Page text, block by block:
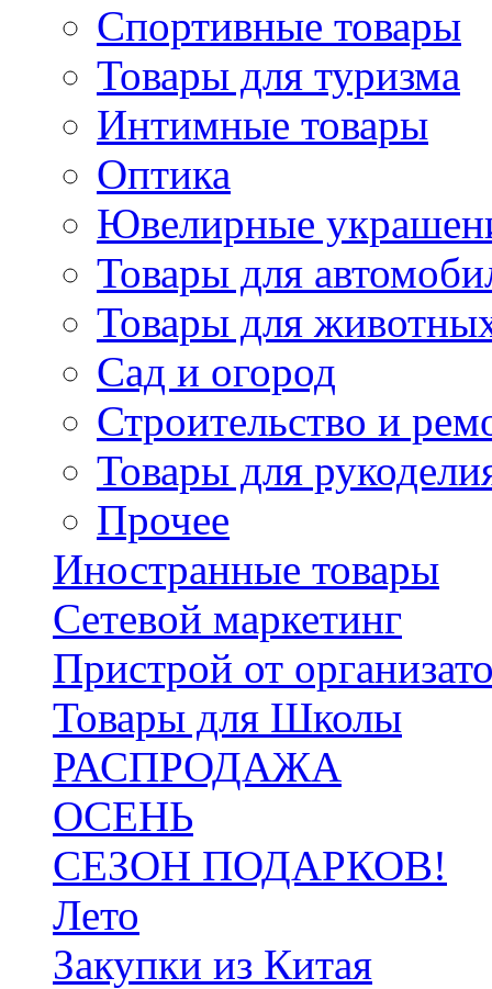
Спортивные товары
Товары для туризма
Интимные товары
Оптика
Ювелирные
Товары для
Товары для
Сад и огород
Строительство и
Товары для
Прочее
Иностранные товары
Сетевой маркетинг
Пристрой от
Товары для Школы
РАСПРОДАЖА
ОСЕНЬ
СЕЗОН ПОДАРКОВ!
Лето
Закупки из Китая